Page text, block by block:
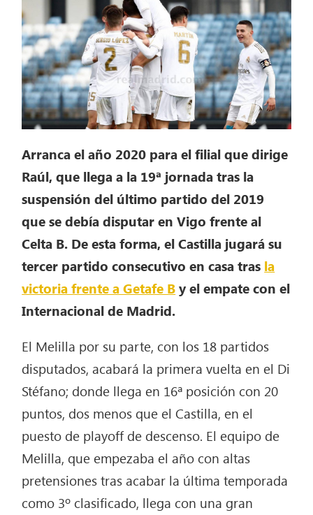
Arranca el año 2020 para el filial que dirige
Raúl, que llega a la 19ª jornada tras la
suspensión del último partido del 2019
que se debía disputar en Vigo frente al
Celta B. De esta forma, el Castilla jugará su
tercer partido consecutivo en casa tras la
victoria frente a Getafe By el empate con el
Internacional de Madrid.
El Melilla por su parte, con los 18 partidos
disputados, acabará la primera vuelta en el Di
Stéfano; donde llega en 16ª posición con 20
puntos, dos menos que el Castilla, en el
puesto de playoff de descenso. El equipo de
Melilla, que empezaba el año con altas
pretensiones tras acabar la última temporada
como 3º clasificado, llega con una gran